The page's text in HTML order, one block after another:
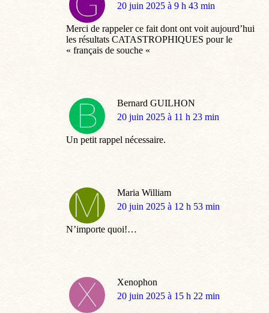
dit
20 juin 2025 à 9 h 43 min
Merci de rappeler ce fait dont ont voit aujourd’hui
les résultats CATASTROPHIQUES pour le
« français de souche «
Bernard GUILHON
dit
20 juin 2025 à 11 h 23 min
Un petit rappel nécessaire.
Maria William
dit
20 juin 2025 à 12 h 53 min
N’importe quoi!…
Xenophon
dit
20 juin 2025 à 15 h 22 min